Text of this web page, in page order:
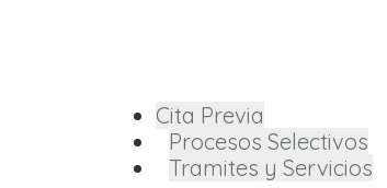
Cita Previa
Procesos Selectivos
Tramites y Servicios